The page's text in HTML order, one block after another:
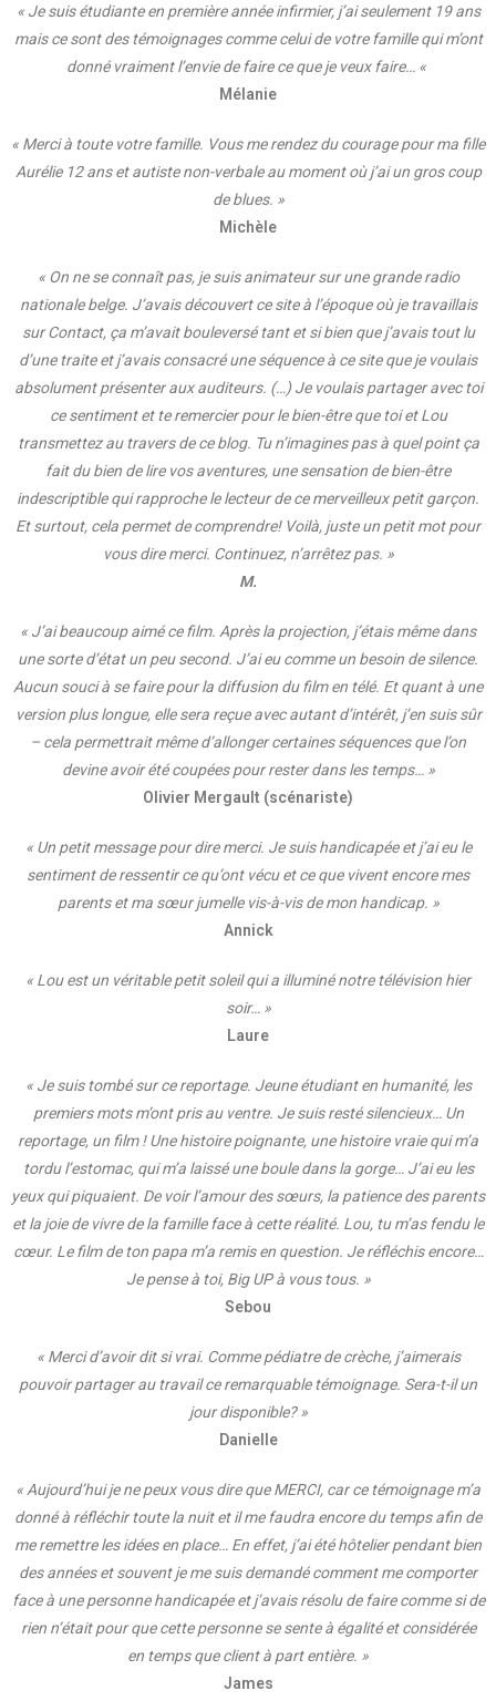
« Je suis étudiante en première année infirmier, j’ai seulement 19 ans
mais ce sont des témoignages comme celui de votre famille qui m’ont
donné vraiment l’envie de faire ce que je veux faire… «
Mélanie
« Merci à toute votre famille. Vous me rendez du courage pour ma fille
Aurélie 12 ans et autiste non-verbale au moment où j’ai un gros coup
de blues. »
Michèle
« On ne se connaît pas, je suis animateur sur une grande radio
nationale belge. J’avais découvert ce site à l’époque où je travaillais
sur Contact, ça m’avait bouleversé tant et si bien que j’avais tout lu
d’une traite et j’avais consacré une séquence à ce site que je voulais
absolument présenter aux auditeurs. (…) Je voulais partager avec toi
ce sentiment et te remercier pour le bien-être que toi et Lou
transmettez au travers de ce blog. Tu n’imagines pas à quel point ça
fait du bien de lire vos aventures, une sensation de bien-être
indescriptible qui rapproche le lecteur de ce merveilleux petit garçon.
Et surtout, cela permet de comprendre! Voilà, juste un petit mot pour
vous dire merci. Continuez, n’arrêtez pas. »
M.
« J’ai beaucoup aimé ce film. Après la projection, j’étais même dans
une sorte d’état un peu second. J’ai eu comme un besoin de silence.
Aucun souci à se faire pour la diffusion du film en télé. Et quant à une
version plus longue, elle sera reçue avec autant d’intérêt, j’en suis sûr
– cela permettrait même d’allonger certaines séquences que l’on
devine avoir été coupées pour rester dans les temps… »
Olivier Mergault (scénariste)
« Un petit message pour dire merci. Je suis handicapée et j’ai eu le
sentiment de ressentir ce qu’ont vécu et ce que vivent encore mes
parents et ma sœur jumelle vis-à-vis de mon handicap. »
Annick
« Lou est un véritable petit soleil qui a illuminé notre télévision hier
soir… »
Laure
« Je suis tombé sur ce reportage. Jeune étudiant en humanité, les
premiers mots m’ont pris au ventre. Je suis resté silencieux… Un
reportage, un film ! Une histoire poignante, une histoire vraie qui m’a
tordu l’estomac, qui m’a laissé une boule dans la gorge… J’ai eu les
yeux qui piquaient. De voir l’amour des sœurs, la patience des parents
et la joie de vivre de la famille face à cette réalité. Lou, tu m’as fendu le
cœur. Le film de ton papa m’a remis en question. Je réfléchis encore…
Je pense à toi, Big UP à vous tous. »
Sebou
« Merci d’avoir dit si vrai. Comme pédiatre de crèche, j’aimerais
pouvoir partager au travail ce remarquable témoignage. Sera-t-il un
jour disponible? »
Danielle
« Aujourd’hui je ne peux vous dire que MERCI, car ce témoignage m’a
donné à réfléchir toute la nuit et il me faudra encore du temps afin de
me remettre les idées en place… En effet, j’ai été hôtelier pendant bien
des années et souvent je me suis demandé comment me comporter
face à une personne handicapée et j’avais résolu de faire comme si de
rien n’était pour que cette personne se sente à égalité et considérée
en temps que client à part entière. »
James